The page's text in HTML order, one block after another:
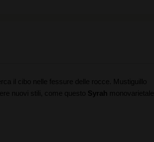
il cibo nelle fessure delle rocce. Mustiguillo
nuovi stili, come questo Syrah monovarietale